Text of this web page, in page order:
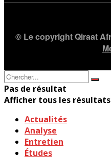
© Le copyright Qiraat
Pas de résultat
Afficher tous les résultats
Actualités
Analyse
Entretien
Études